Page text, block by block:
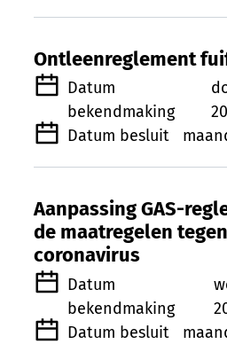
Ontleenreglement
Datum
bekendmaking
Datum besluit
Aanpassing GAS-
de maatregelen
coronavirus
Datum
bekendmaking
Datum besluit